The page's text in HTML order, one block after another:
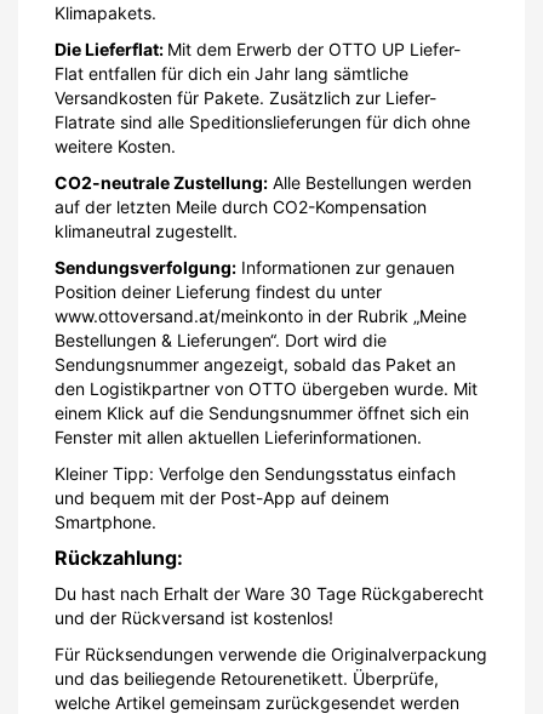
Klimapakets.
Die Lieferflat: Mit dem Erwerb der OTTO UP Liefer-
Flat entfallen für dich ein Jahr lang sämtliche
Versandkosten für Pakete. Zusätzlich zur Liefer-
Flatrate sind alle Speditionslieferungen für dich ohne
weitere Kosten.
CO2-neutrale Zustellung: Alle Bestellungen werden
auf der letzten Meile durch CO2-Kompensation
klimaneutral zugestellt.
Sendungsverfolgung: Informationen zur genauen
Position deiner Lieferung findest du unter
www.ottoversand.at/meinkonto in der Rubrik „Meine
Bestellungen & Lieferungen“. Dort wird die
Sendungsnummer angezeigt, sobald das Paket an
den Logistikpartner von OTTO übergeben wurde. Mit
einem Klick auf die Sendungsnummer öffnet sich ein
Fenster mit allen aktuellen Lieferinformationen.
Kleiner Tipp: Verfolge den Sendungsstatus einfach
und bequem mit der Post-App auf deinem
Smartphone.
Rückzahlung:
Du hast nach Erhalt der Ware 30 Tage Rückgaberecht
und der Rückversand ist kostenlos!
Für Rücksendungen verwende die Originalverpackung
und das beiliegende Retourenetikett. Überprüfe,
welche Artikel gemeinsam zurückgesendet werden